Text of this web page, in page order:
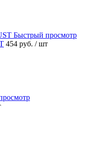
Быстрый просмотр
454 руб. / шт